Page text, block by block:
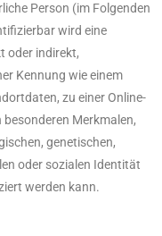
Person (im Folgenden
wird eine
oder indirekt,
Kennung wie einem
zu einer Online-
Merkmalen,
genetischen,
oder sozialen Identität
werden kann.